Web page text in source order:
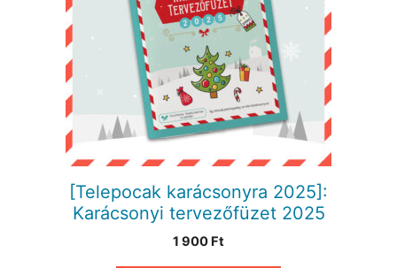
[Telepocak karácsonyra 2025]:
Karácsonyi tervezőfüzet 2025
1 900 Ft